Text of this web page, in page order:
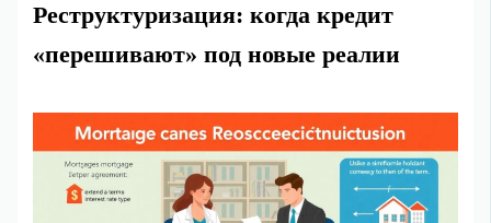
Реструктуризация: когда кредит
«перешивают» под новые реалии